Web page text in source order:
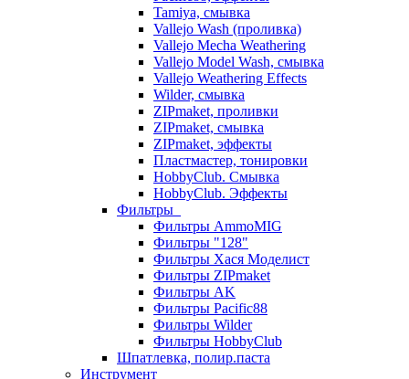
Tamiya, смывка
Vallejo Wash (проливка)
Vallejo Mecha Weathering
Vallejo Model Wash, смывка
Vallejo Weathering Effects
Wilder, смывка
ZIPmaket, проливки
ZIPmaket, смывка
ZIPmaket, эффекты
Пластмастер, тонировки
HobbyClub. Смывка
HobbyClub. Эффекты
Фильтры
Фильтры AmmoMIG
Фильтры "128"
Фильтры Хася Моделист
Фильтры ZIPmaket
Фильтры AK
Фильтры Pacific88
Фильтры Wilder
Фильтры HobbyClub
Шпатлевка, полир.паста
Инструмент